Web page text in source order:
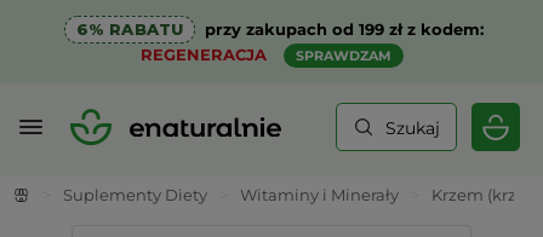
6% RABATU
przy zakupach od 199 zł z kodem:
REGENERACJA
SPRAWDZAM
Szukaj
Suplementy Diety Witaminy i Minerały Krzem